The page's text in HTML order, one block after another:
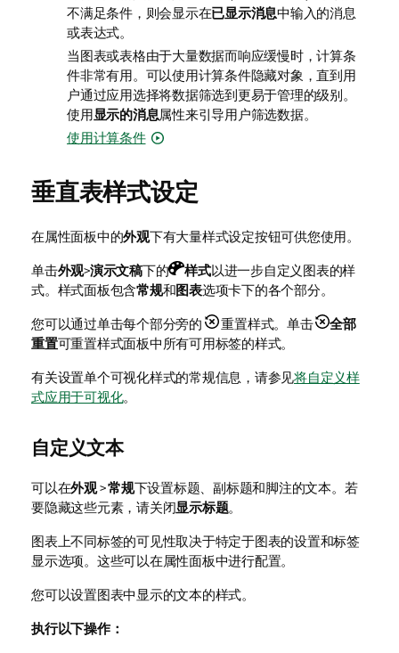
不满足条件，则会显示在已显示消息中输入的消息
或表达式。
当图表或表格由于大量数据而响应缓慢时，计算条
件非常有用。可以使用计算条件隐藏对象，直到用
户通过应用选择将数据筛选到更易于管理的级别。
使用显示的消息属性来引导用户筛选数据。
使用计算条件
垂直表样式设定
在属性面板中的外观下有大量样式设定按钮可供您使用。
单击外观>演示文稿下的 样式以进一步自定义图表的样
式。样式面板包含常规和图表选项卡下的各个部分。
您可以通过单击每个部分旁的
重置样式。单击
全部
重置可重置样式面板中所有可用标签的样式。
有关设置单个可视化样式的常规信息，请参见将自定义样
式应用于可视化。
自定义文本
可以在外观>常规下设置标题、副标题和脚注的文本。若
要隐藏这些元素，请关闭显示标题。
图表上不同标签的可见性取决于特定于图表的设置和标签
显示选项。这些可以在属性面板中进行配置。
您可以设置图表中显示的文本的样式。
执行以下操作：